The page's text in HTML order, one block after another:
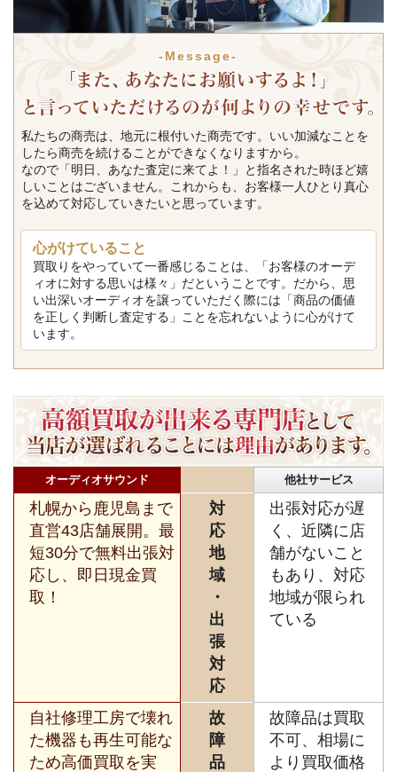
-Message-
私たちの商売は、地元に根付いた商売です。いい加減なことを
したら商売を続けることができなくなりますから。
なので「明日、あなた査定に来てよ！」と指名された時ほど嬉
しいことはございません。これからも、お客様一人ひとり真心
を込めて対応していきたいと思っています。
心がけていること
買取りをやっていて一番感じることは、「お客様のオーデ
ィオに対する思いは様々」だということです。だから、思
い出深いオーディオを譲っていただく際には「商品の価値
を正しく判断し査定する」ことを忘れないように心がけて
います。
オーディオサウンド 他社サービス
札幌から鹿児島まで
直営43店舗展開。最
短30分で無料出張対
応し、即日現金買
取！
対
応
地
域
・
出
張
対
応
出張対応が遅
く、近隣に店
舗がないこと
もあり、対応
地域が限られ
ている
自社修理工房で壊れ
た機器も再生可能な
ため高価買取を実
故
障
品
故障品は買取
不可、相場に
より買取価格